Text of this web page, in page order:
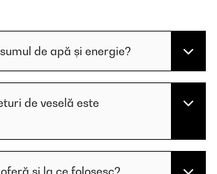
de apă și energie?
de veselă este
și la ce folosesc?